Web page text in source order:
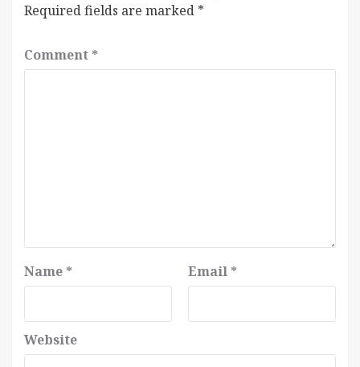
Required fields are marked *
Comment *
Name * Email *
Website